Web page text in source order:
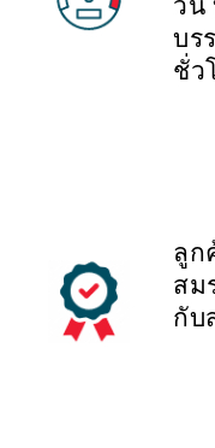
วัน
บร
ชั่ว
ลูก
สม
กับ